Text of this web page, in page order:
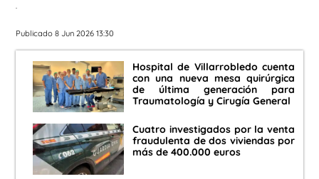
.
Publicado 8 Jun 2026 13:30
Hospital de Villarrobledo cuenta
con una nueva mesa quirúrgica
de última generación para
Traumatología y Cirugía General
Cuatro investigados por la venta
fraudulenta de dos viviendas por
más de 400.000 euros